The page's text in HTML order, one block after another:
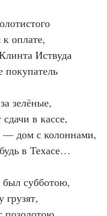
к оплате,
Иствуда
зелёные,
в кассе,
— дом с колоннами,
в Техасе…
был субботою,